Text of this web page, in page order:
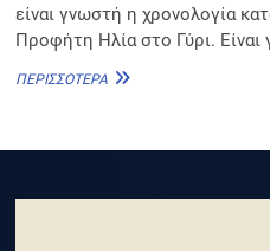
είναι γνωστή η χρονολογία
Προφήτη Ηλία στο Γύρι.
ΠΕΡΙΣΣΌΤΕΡΑ ΠΡΟΦΉΤΗΣ